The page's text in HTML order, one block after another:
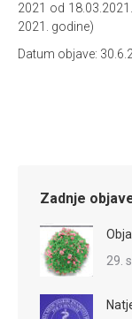
2021 od
2021. godine)
Datum objave:
Zadnje
29.